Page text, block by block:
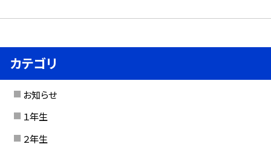
カテゴリ
お知らせ
１年生
２年生